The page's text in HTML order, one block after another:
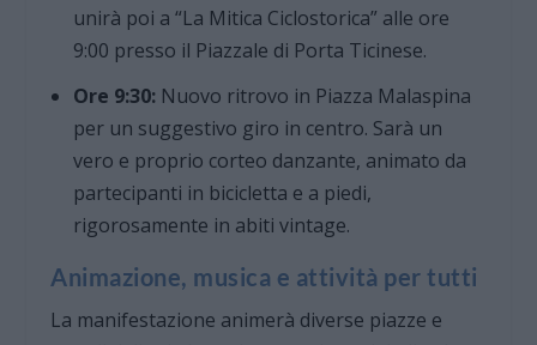
unirà poi a “La Mitica Ciclostorica” alle ore
9:00 presso il Piazzale di Porta Ticinese.
Ore 9:30:Nuovo ritrovo in Piazza Malaspina
per un suggestivo giro in centro. Sarà un
vero e proprio corteo danzante, animato da
partecipanti in bicicletta e a piedi,
rigorosamente in abiti vintage.
Animazione, musica e attività per tutti
La manifestazione animerà diverse piazze e